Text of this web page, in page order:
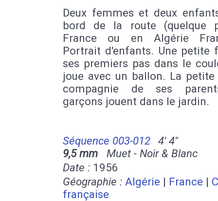
Deux femmes et deux
bord de la route (quelque
France ou en Algérie
Portrait d'enfants. Une petite
ses premiers pas dans le
joue avec un ballon. La
compagnie de ses
garçons jouent dans le jardin.
Séquence 003-012
4' 4''
9,5 mm Muet - Noir & Blanc
Date : 1956
Géographie : Algérie | France |
française